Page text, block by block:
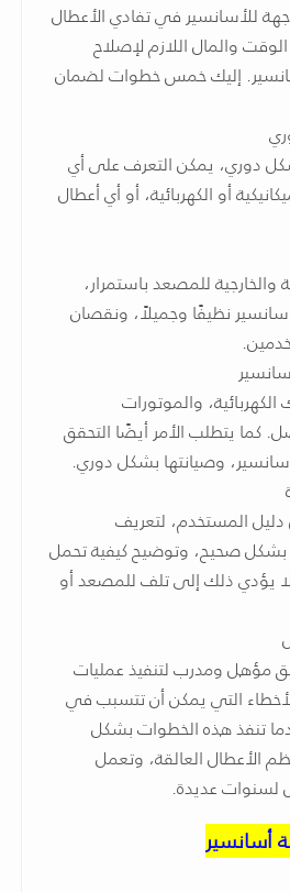
للأسانسير في تفادي الأعطال
والمال اللازم لإصلاح
إليك خمس خطوات لضمان
دوري، يمكن التعرف على أي
أو الكهربائية، أو أي أعطال
للمصعد باستمرار،
نظيفًا وجميلاً، ونقصان
والموتورات
كما يتطلب الأمر أيضًا التحقق
وصيانتها بشكل دوري.
المستخدم، لتعريف
صحيح، وتوضيح كيفية تحمل
لا يؤدي ذلك إلى تلف للمصعد أو
مؤهل ومدرب لتنفيذ عمليات
التي يمكن أن تتسبب في
تنفذ هذه الخطوات بشكل
الأعطال العالقة، وتعمل
لسنوات عديدة.
أسانسير